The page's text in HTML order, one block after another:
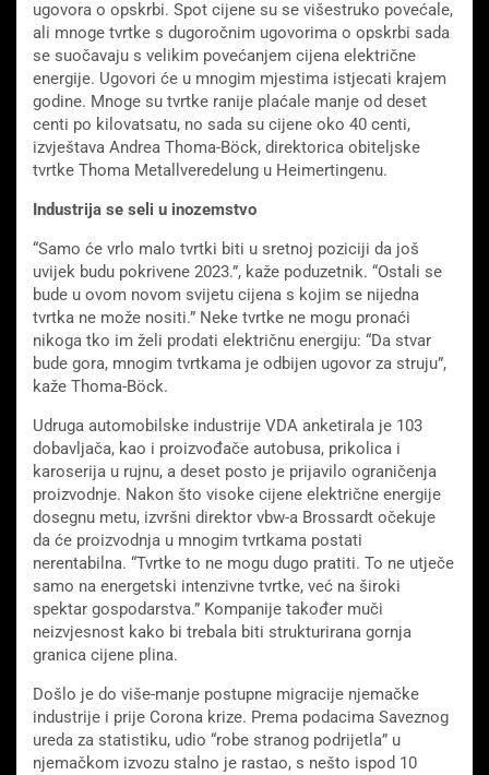
ugovora o opskrbi. Spot cijene su se višestruko povećale,
ali mnoge tvrtke s dugoročnim ugovorima o opskrbi sada
se suočavaju s velikim povećanjem cijena električne
energije. Ugovori će u mnogim mjestima istjecati krajem
godine. Mnoge su tvrtke ranije plaćale manje od deset
centi po kilovatsatu, no sada su cijene oko 40 centi,
izvještava Andrea Thoma-Böck, direktorica obiteljske
tvrtke Thoma Metallveredelung u Heimertingenu.
Industrija se seli u inozemstvo
“Samo će vrlo malo tvrtki biti u sretnoj poziciji da još
uvijek budu pokrivene 2023.”, kaže poduzetnik. “Ostali se
bude u ovom novom svijetu cijena s kojim se nijedna
tvrtka ne može nositi.” Neke tvrtke ne mogu pronaći
nikoga tko im želi prodati električnu energiju: “Da stvar
bude gora, mnogim tvrtkama je odbijen ugovor za struju”,
kaže Thoma-Böck.
Udruga automobilske industrije VDA anketirala je 103
dobavljača, kao i proizvođače autobusa, prikolica i
karoserija u rujnu, a deset posto je prijavilo ograničenja
proizvodnje. Nakon što visoke cijene električne energije
dosegnu metu, izvršni direktor vbw-a Brossardt očekuje
da će proizvodnja u mnogim tvrtkama postati
nerentabilna. “Tvrtke to ne mogu dugo pratiti. To ne utječe
samo na energetski intenzivne tvrtke, već na široki
spektar gospodarstva.” Kompanije također muči
neizvjesnost kako bi trebala biti strukturirana gornja
granica cijene plina.
Došlo je do više-manje postupne migracije njemačke
industrije i prije Corona krize. Prema podacima Saveznog
ureda za statistiku, udio “robe stranog podrijetla” u
njemačkom izvozu stalno je rastao, s nešto ispod 10